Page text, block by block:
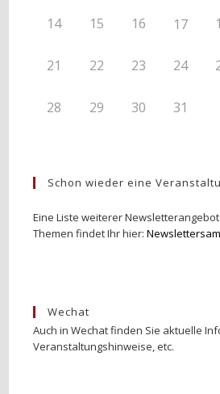
14 15 16 17
21 22 23 24
28 29 30 31
Schon wieder eine
Eine Liste weiterer
Themen findet Ihr hier:
Wechat
Auch in Wechat finden Sie aktuelle
Veranstaltungshinweise, etc.